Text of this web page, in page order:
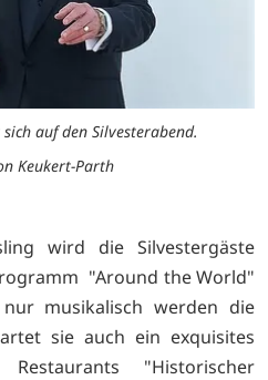
auf den Silvesterabend.
Keukert-Parth
wird die Silvestergäste
"Around the World"
musikalisch werden die
sie auch ein exquisites
Restaurants "Historischer